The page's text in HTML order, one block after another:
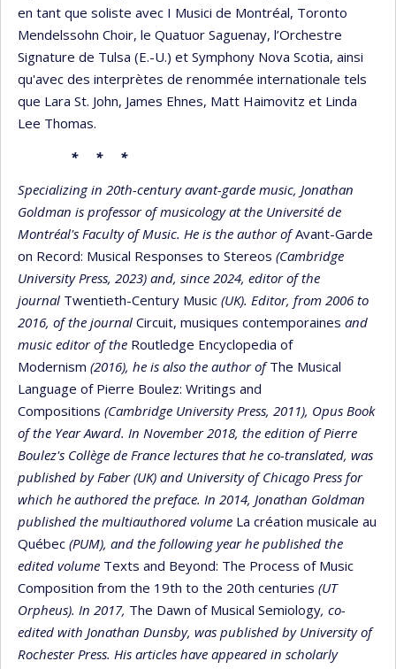
en tant que soliste avec I Musici de Montréal, Toronto
Mendelssohn Choir, le Quatuor Saguenay, l’Orchestre
Signature de Tulsa (E.-U.) et Symphony Nova Scotia, ainsi
qu'avec des interprètes de renommée internationale tels
que Lara St. John, James Ehnes, Matt Haimovitz et Linda
Lee Thomas.
* * *
Specializing in 20th-century avant-garde music, Jonathan
Goldman is professor of musicology at the Université de
Montréal's Faculty of Music. He is the author ofAvant-Garde
on Record: Musical Responses to Stereos (Cambridge
University Press, 2023) and, since 2024, editor of the
journal Twentieth-Century Music (UK). Editor, from 2006 to
2016, of the journal Circuit, musiques contemporaines and
music editor of the Routledge Encyclopedia of
Modernism (2016), he is also the author ofThe Musical
Language of Pierre Boulez: Writings and
Compositions (Cambridge University Press, 2011), Opus Book
of the Year Award. In November 2018, the edition of Pierre
Boulez's Collège de France lectures that he co-translated, was
published by Faber (UK) and University of Chicago Press for
which he authored the preface. In 2014, Jonathan Goldman
published the multiauthored volume La création musicale au
Québec (PUM), and the following year he published the
edited volume Texts and Beyond: The Process of Music
Composition from the 19th to the 20th centuries (UT
Orpheus). In 2017, The Dawn of Musical Semiology, co-
edited with Jonathan Dunsby, was published by University of
Rochester Press. His articles have appeared in scholarly